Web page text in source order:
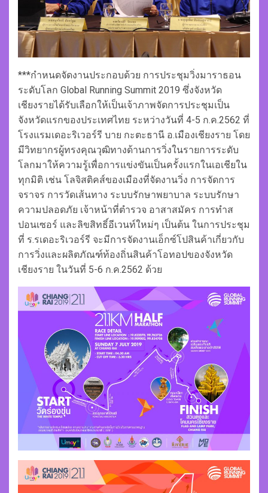
***กำหนดจัดงานประกอบด้วย การประชุมวิ่งมาราธอน
ระดับโลก Global Running Summit 2019 ซึ่งจังหวัด
เชียงรายได้รับเลือกให้เป็นเจ้าภาพจัดการประชุมเป็น
จังหวัดแรกของประเทศไทย ระหว่างวันที่ 4-5 ก.ค.2562 ที่
โรงแรมเดอะริเวอร์รี บาย กะตะธานี อ.เมืองเชียงราย โดย
มีวิทยากรผู้ทรงคุณวุฒิทางด้านการวิ่งในรายการระดับ
โลกมาให้ความรู้เพื่อการแข่งขันเป็นครั้งแรกในเอเชียใน
ทุกมิติ เช่น โลจิสติคส์ของเมืองที่จัดงานวิ่ง การจัดการ
จราจร การวัดเส้นทาง ระบบรักษาพยาบาล ระบบรักษา
ความปลอดภัย เจ้าหน้าที่ตำรวจ อาสาสมัคร การทำส
ปอนเซอร์ และลิขสิทธิ์อีเวนท์ใหม่ๆ เป็นต้น ในการประชุม
ที่ ร.รเดอะริเวอร์รี จะมีการจัดงานเอ็กซ์โปสินค้าเกี่ยวกับ
การวิ่งและผลิตภัณฑ์ท้องถิ่นสินค้าโอทอปของจังหวัด
เชียงราย ในวันที่ 5-6 ก.ค.2562 ด้วย